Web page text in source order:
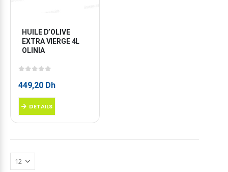
HUILE D’OLIVE
EXTRA VIERGE 4L
OLINIA
449,20 Dh
DETAILS